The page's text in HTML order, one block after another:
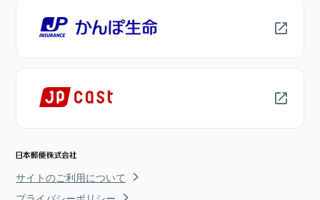
サイトのご利用について